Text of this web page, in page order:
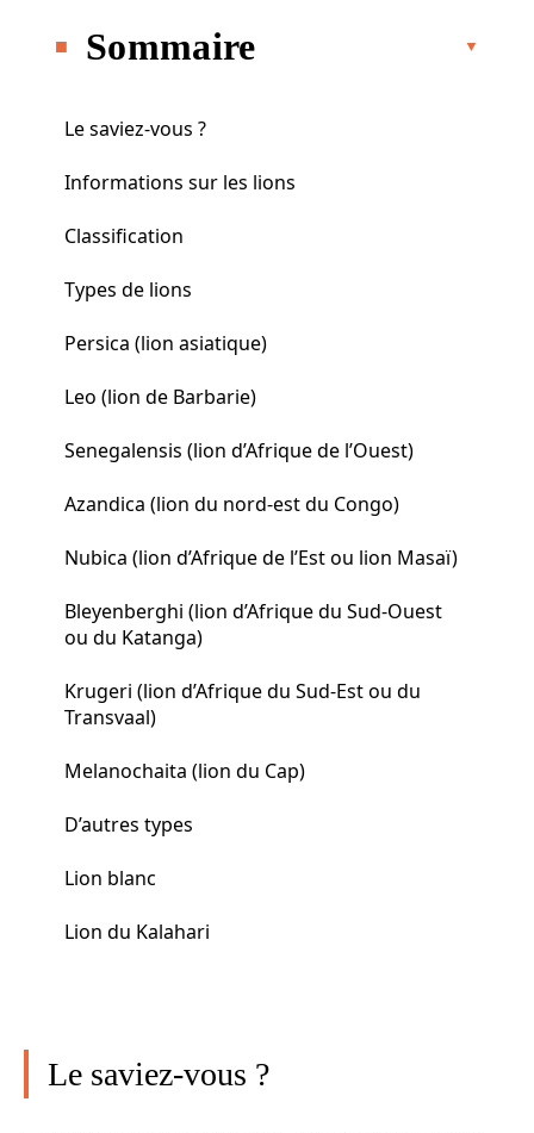
Sommaire
Le saviez-vous ?
Informations sur les lions
Classification
Types de lions
Persica (lion asiatique)
Leo (lion de Barbarie)
Senegalensis (lion d’Afrique de l’Ouest)
Azandica (lion du nord-est du Congo)
Nubica (lion d’Afrique de l’Est ou lion Masaï)
Bleyenberghi (lion d’Afrique du Sud-Ouest
ou du Katanga)
Krugeri (lion d’Afrique du Sud-Est ou du
Transvaal)
Melanochaita (lion du Cap)
D’autres types
Lion blanc
Lion du Kalahari
Le saviez-vous ?